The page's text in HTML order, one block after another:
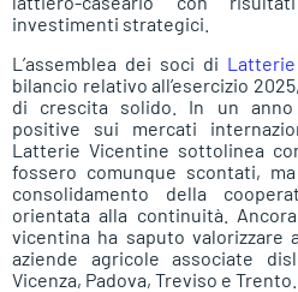
investimenti strategici.
L’assemblea dei soci di
bilancio relativo all’esercizio
di crescita solido. In un anno
positive sui mercati
Latterie Vicentine sottolinea
fossero comunque scontati,
consolidamento della
orientata alla continuità.
vicentina ha saputo
aziende agricole associate
Vicenza, Padova, Treviso e Trento.